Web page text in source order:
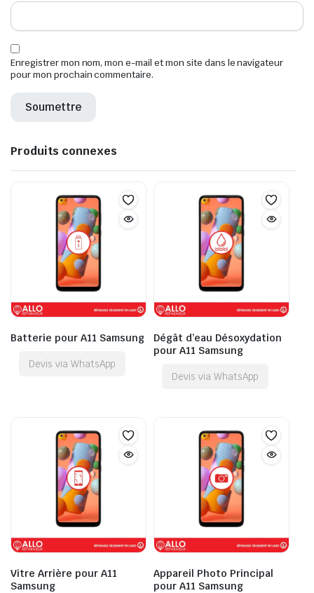
Enregistrer mon nom, mon e-mail et mon site dans le navigateur
pour mon prochain commentaire.
Produits connexes
Batterie pour A11 Samsung
Devis via WhatsApp
Dégât d’eau Désoxydation
pour A11 Samsung
Devis via WhatsApp
Vitre Arrière pour A11
Samsung
Appareil Photo Principal
pour A11 Samsung